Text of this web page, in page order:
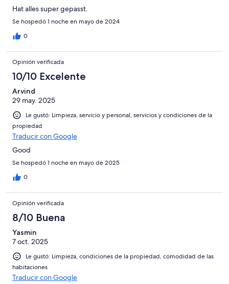
Hat alles super gepasst.
Se hospedó 1 noche en mayo de 2024
0
Opinión verificada
10/10 Excelente
Arvind
29 may. 2025
Le gustó: Limpieza, servicio y personal, servicios y condiciones de la
propiedad
Traducir con Google
Good
Se hospedó 1 noche en mayo de 2025
0
Opinión verificada
8/10 Buena
Yasmin
7 oct. 2025
Le gustó: Limpieza, condiciones de la propiedad, comodidad de las
habitaciones
Traducir con Google